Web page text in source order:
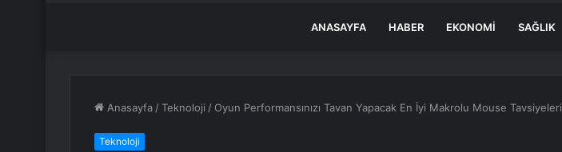
ANASAYFA HABER EKONOMI SAĞLIK
Anasayfa /Teknoloji / Oyun Performansınızı Tavan Yapacak En İyi Makrolu Mouse Tavsiyeleri
Teknoloji